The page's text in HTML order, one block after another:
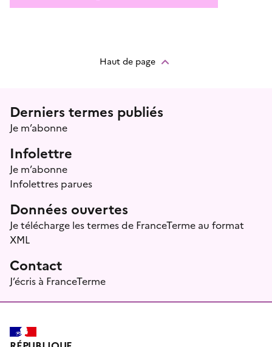
Haut de page
Menu prefooter
Derniers termes publiés
Je m’abonne
Infolettre
Je m’abonne
Infolettres parues
Données ouvertes
Je télécharge les termes de FranceTerme au format
XML
Contact
J’écris à FranceTerme